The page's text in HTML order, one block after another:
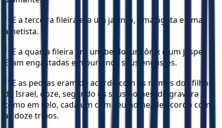
12 E a terceira fileira era um jacinto, uma ágata e uma
ametista.
13 E a quarta fileira era um berilo, um ônix e um jaspe.
Eram engastadas em ouro nos seus engastes.
14 E as pedras eram de acordo com os nomes dos filhos
de Israel, doze, segundo os seus nomes, de gravura
como em selo, cada um com seu nome, de acordo com
as doze tribos.